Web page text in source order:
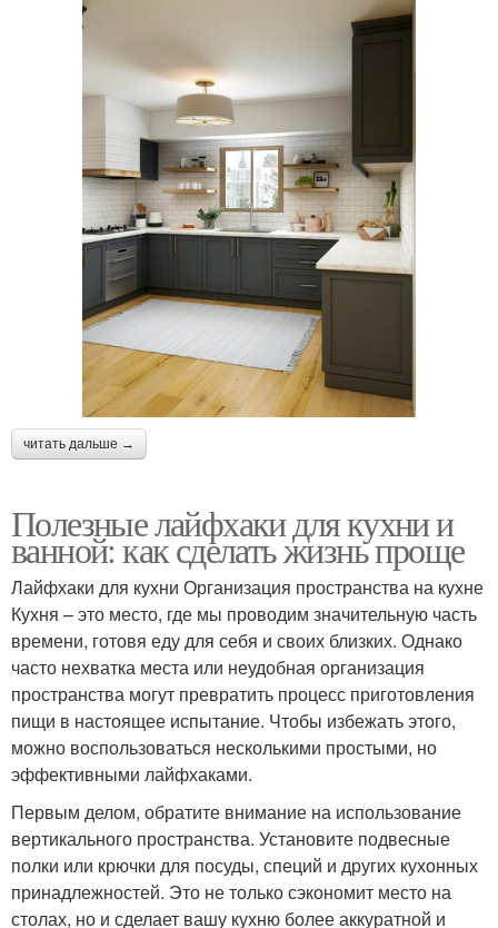
читать дальше →
Полезные лайфхаки для кухни и
ванной: как сделать жизнь проще
Лайфхаки для кухни Организация пространства на кухне
Кухня – это место, где мы проводим значительную часть
времени, готовя еду для себя и своих близких. Однако
часто нехватка места или неудобная организация
пространства могут превратить процесс приготовления
пищи в настоящее испытание. Чтобы избежать этого,
можно воспользоваться несколькими простыми, но
эффективными лайфхаками.
Первым делом, обратите внимание на использование
вертикального пространства. Установите подвесные
полки или крючки для посуды, специй и других кухонных
принадлежностей. Это не только сэкономит место на
столах, но и сделает вашу кухню более аккуратной и